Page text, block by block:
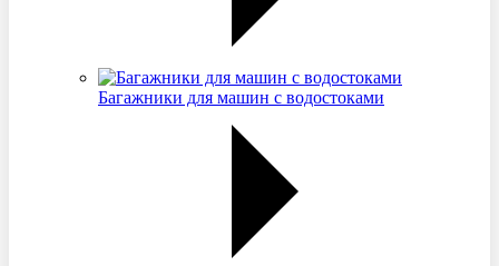
Багажники для машин с водостоками